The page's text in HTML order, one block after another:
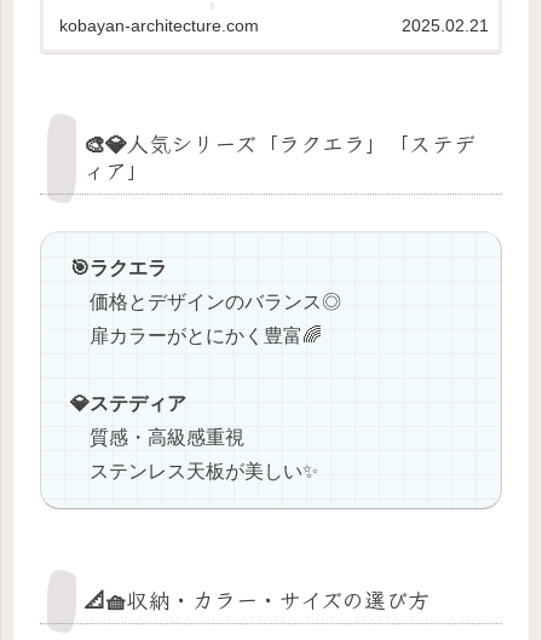
kobayan-architecture.com 2025.02.21
🎨💎人気シリーズ「ラクエラ」「ステデ
ィア」
🎯ラクエラ
価格とデザインのバランス◎
扉カラーがとにかく豊富🌈
💎ステディア
質感・高級感重視
ステンレス天板が美しい✨
📐🧺収納・カラー・サイズの選び方